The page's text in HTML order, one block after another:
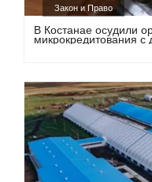
Закон и Право
В Костанае осудили
микрокредитования